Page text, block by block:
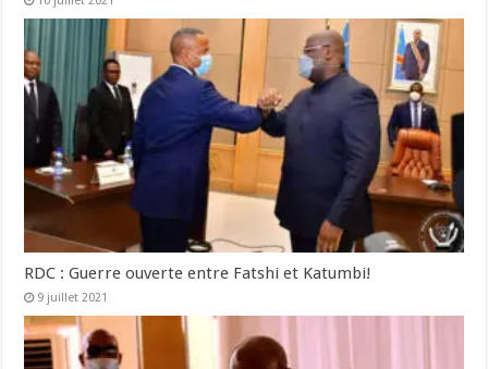
RDC : Guerre ouverte entre Fatshi et Katumbi!
9 juillet 2021